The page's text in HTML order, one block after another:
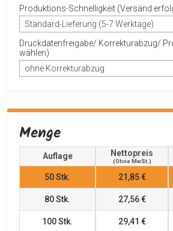
Produktions-Schnelligkeit (Versand
Standard-Lieferung (5-7 Werktage)
Druckdatenfreigabe/ Korrekturabzug/
wählen)
ohne Korrekturabzug
Menge
Auflage Nettopreis
(ohne MwSt.)
50Stk. 21,85 €
80Stk. 27,56 €
100Stk. 29,41 €